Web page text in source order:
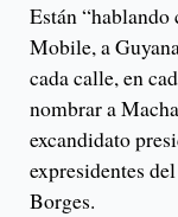
Están
Mobile, a
cada calle, en
nombrar a
excandidato
expresidentes
Borges.